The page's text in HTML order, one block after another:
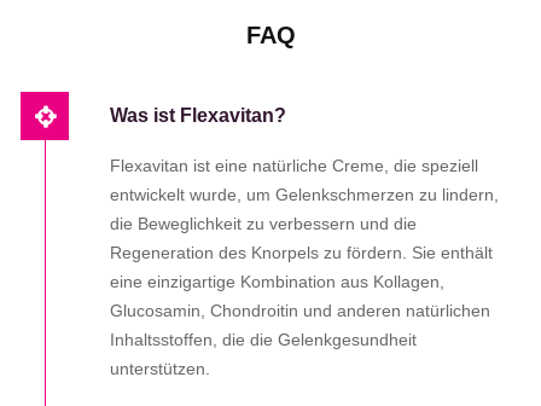
FAQ
Was ist Flexavitan?
Flexavitan ist eine natürliche Creme, die speziell
entwickelt wurde, um Gelenkschmerzen zu lindern,
die Beweglichkeit zu verbessern und die
Regeneration des Knorpels zu fördern. Sie enthält
eine einzigartige Kombination aus Kollagen,
Glucosamin, Chondroitin und anderen natürlichen
Inhaltsstoffen, die die Gelenkgesundheit
unterstützen.